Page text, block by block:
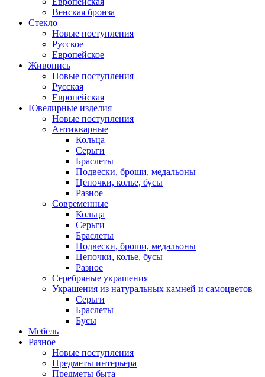
Венская бронза
Стекло
Новые поступления
Русское
Европейское
Живопись
Новые поступления
Русская
Европейская
Ювелирные изделия
Новые поступления
Антикварные
Кольца
Серьги
Браслеты
Подвески, броши, медальоны
Цепочки, колье, бусы
Разное
Современные
Кольца
Серьги
Браслеты
Подвески, броши, медальоны
Цепочки, колье, бусы
Разное
Серебряные украшения
Украшения из натуральных камней и самоцветов
Серьги
Браслеты
Бусы
Мебель
Разное
Новые поступления
Предметы интерьера
Предметы быта